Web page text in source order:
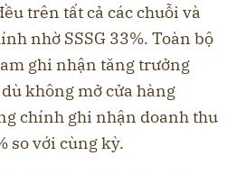
trên tất cả các chuỗi và
nhờ SSSG 33%. Toàn bộ
ghi nhận tăng trưởng
không mở cửa hàng
chính ghi nhận doanh thu
so với cùng kỳ.